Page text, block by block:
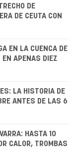
DE
DE CEUTA CON
EN LA CUENCA DE
APENAS DIEZ
LA HISTORIA DE
ANTES DE LAS 6
HASTA 10
CALOR, TROMBAS